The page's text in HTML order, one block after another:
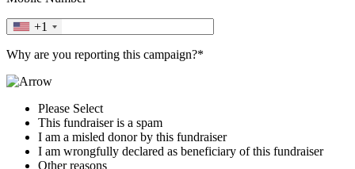
+1
Why are you reporting this campaign?*
Please Select
This fundraiser is a spam
I am a misled donor by this fundraiser
I am wrongfully declared as beneficiary of this fundraiser
Other reasons